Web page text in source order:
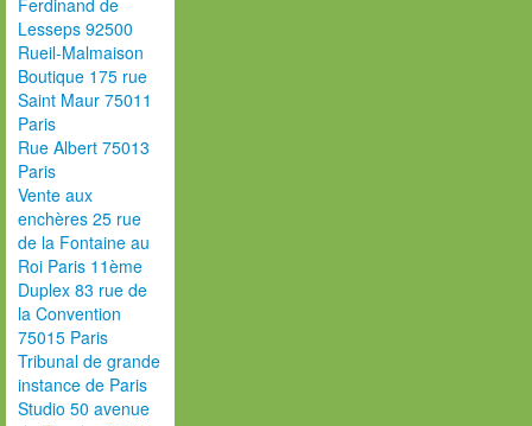
Ferdinand de
Lesseps 92500
Rueil-Malmaison
Boutique 175 rue
Saint Maur 75011
Paris
Rue Albert 75013
Paris
Vente aux
enchères 25 rue
de la Fontaine au
Roi Paris 11ème
Duplex 83 rue de
la Convention
75015 Paris
Tribunal de grande
instance de Paris
Studio 50 avenue